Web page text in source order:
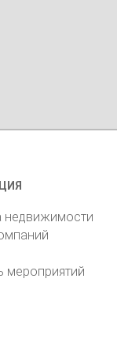
недвижимости
мероприятий